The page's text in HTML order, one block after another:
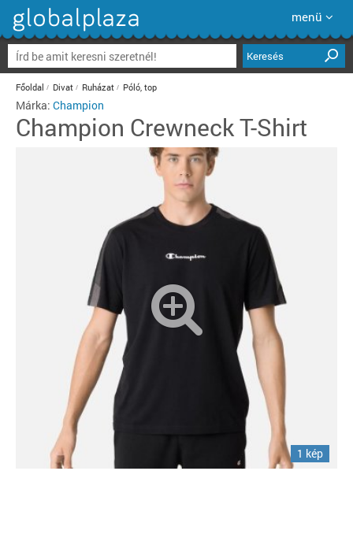
menü
Keresés
Főoldal Divat Ruházat Póló, top
Márka: Champion
Champion Crewneck T-Shirt
1 kép